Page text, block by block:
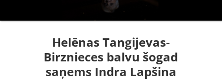
Helēnas Tangijevas-
Birznieces balvu šogad
saņems Indra Lapšina